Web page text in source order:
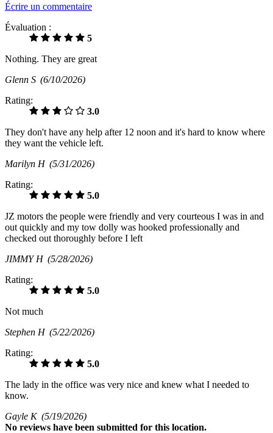
Écrire un commentaire
Évaluation :
5
Nothing. They are great
Glenn S (6/10/2026)
Rating:
3.0
They don't have any help after 12 noon and it's hard to know where
they want the vehicle left.
Marilyn H (5/31/2026)
Rating:
5.0
JZ motors the people were friendly and very courteous I was in and
out quickly and my tow dolly was hooked professionally and
checked out thoroughly before I left
JIMMY H (5/28/2026)
Rating:
5.0
Not much
Stephen H (5/22/2026)
Rating:
5.0
The lady in the office was very nice and knew what I needed to
know.
Gayle K (5/19/2026)
No reviews have been submitted for this location.